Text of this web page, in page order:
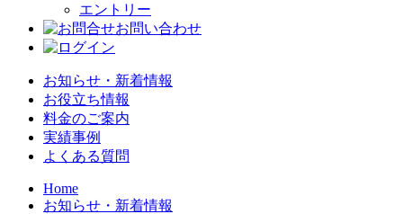
エントリー
お問い合わせ
お知らせ・新着情報
お役立ち情報
料金のご案内
実績事例
よくある質問
Home
お知らせ・新着情報